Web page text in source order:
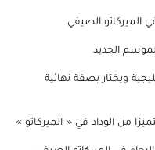
الميركاتو الصيفي
الجديد
ويختار بصفة نهائية
من الوداد في « الميركاتو »